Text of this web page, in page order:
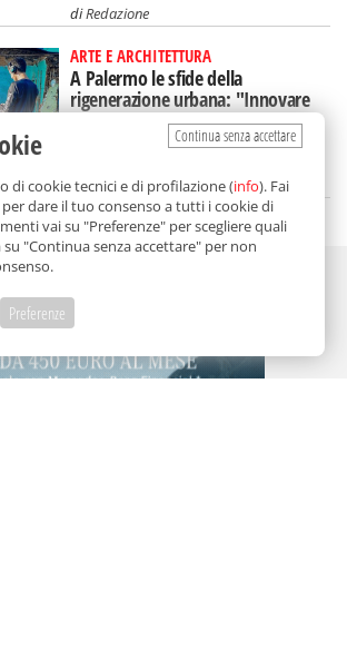
diRedazione
ARTE E ARCHITETTURA
A Palermo le sfide della
rigenerazione urbana: "Innovare
con al centro i cittadini"
diFederica Dolce
Continua senza accettare
di cookie tecnici e di profilazione (info). Fai
dare il tuo consenso a tutti i cookie di
vai su "Preferenze" per scegliere quali
su "Continua senza accettare" per non
Preferenze